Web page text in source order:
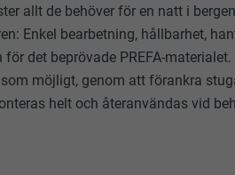
allt de behöver för en natt i
Enkel bearbetning, hållbarhet,
det beprövade PREFA-
möjligt, genom att förankra
helt och återanvändas vid